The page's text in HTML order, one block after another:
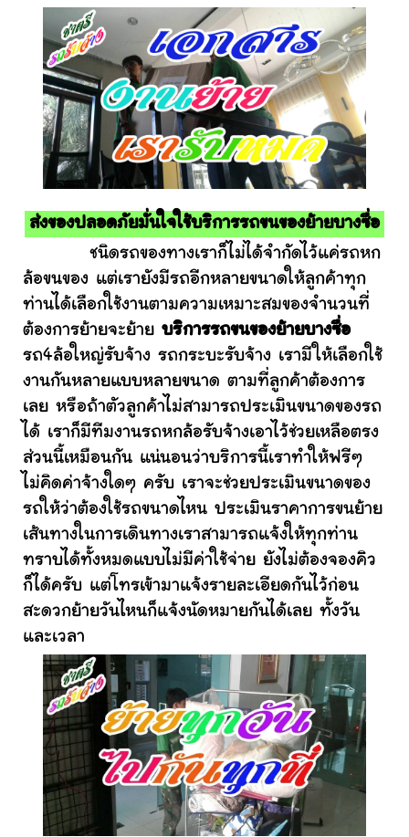
ส่งของปลอดภัยมั่นใจใช้บริการรถขนของย้ายบางซื่อ
ชนิดรถของทางเราก็ไม่ได้จำกัดไว้แค่รถหก
ล้อขนของ แต่เรายังมีรถอีกหลายขนาดให้ลูกค้าทุก
ท่านได้เลือกใช้งานตามความเหมาะสมของจำนวนที่
ต้องการย้ายจะย้ายบริการรถขนของย้ายบางซื่อ
รถ4ล้อใหญ่รับจ้าง รถกระบะรับจ้าง เรามีให้เลือกใช้
งานกันหลายแบบหลายขนาด ตามที่ลูกค้าต้องการ
เลย หรือถ้าตัวลูกค้าไม่สามารถประเมินขนาดของรถ
ได้ เราก็มีทีมงานรถหกล้อรับจ้างเอาไว้ช่วยเหลือตรง
ส่วนนี้เหมือนกัน แน่นอนว่าบริการนี้เราทำให้ฟรีๆ
ไม่คิดค่าจ้างใดๆ ครับ เราจะช่วยประเมินขนาดของ
รถให้ว่าต้องใช้รถขนาดไหน ประเมินราคาการขนย้าย
เส้นทางในการเดินทางเราสามารถแจ้งให้ทุกท่าน
ทราบได้ทั้งหมดแบบไม่มีค่าใช้จ่าย ยังไม่ต้องจองคิว
ก็ได้ครับ แต่โทรเข้ามาแจ้งรายละเอียดกันไว้ก่อน
สะดวกย้ายวันไหนก็แจ้งนัดหมายกันได้เลย ทั้งวัน
และเวลา